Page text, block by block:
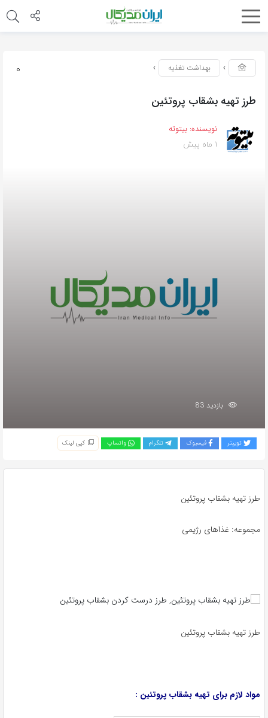
0 بهداشت تغذیه
طرز تهیه بشقاب پروتئین
نویسنده: بیتوته
1 ماه پیش
بازدید 83
توییتر فیسبوک تلگرام واتساپ کپی لینک
طرز تهیه بشقاب پروتئین
مجموعه: غذاهای رژیمی
طرز تهیه بشقاب پروتئین
مواد لازم برای تهیه بشقاب پروتئین :